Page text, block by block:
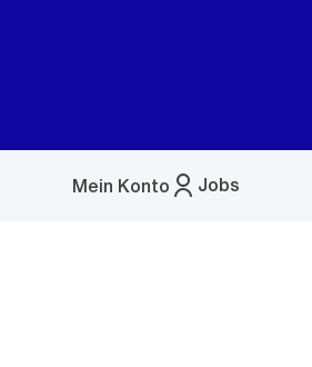
Jobs
Mein Konto
Menü